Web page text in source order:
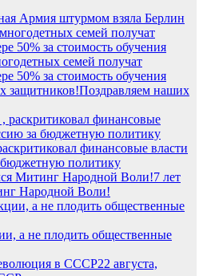
Армия штурмом взяла Берлин
семей получат
50% за стоимость обучения
Поздравляем наших
финансовые власти
политику
7 лет
Народной Воли!
а не плодить общественные
22 августа,